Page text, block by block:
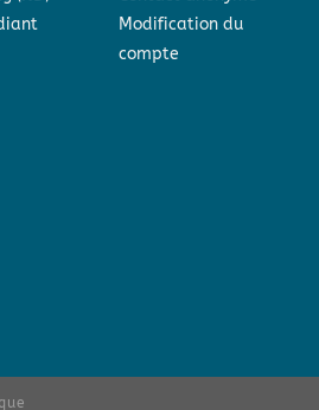
Modification du
compte